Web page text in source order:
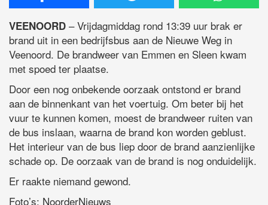
VEENOORD – Vrijdagmiddag rond 13:39 uur brak er
brand uit in een bedrijfsbus aan de Nieuwe Weg in
Veenoord. De brandweer van Emmen en Sleen kwam
met spoed ter plaatse.
Door een nog onbekende oorzaak ontstond er brand
aan de binnenkant van het voertuig. Om beter bij het
vuur te kunnen komen, moest de brandweer ruiten van
de bus inslaan, waarna de brand kon worden geblust.
Het interieur van de bus liep door de brand aanzienlijke
schade op. De oorzaak van de brand is nog onduidelijk.
Er raakte niemand gewond.
Foto’s: NoorderNieuws